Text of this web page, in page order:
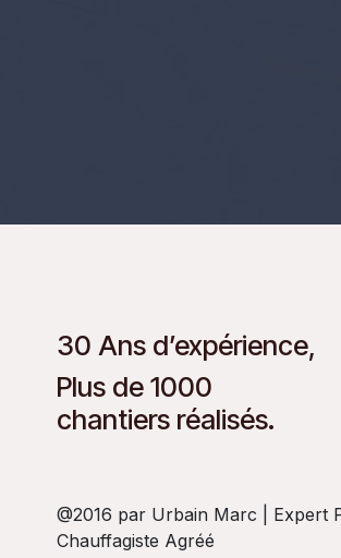
30 Ans d’expérience,
Plus de 1000
chantiers réalisés.
@2016 par Urbain Marc | Expert
Chauffagiste Agréé